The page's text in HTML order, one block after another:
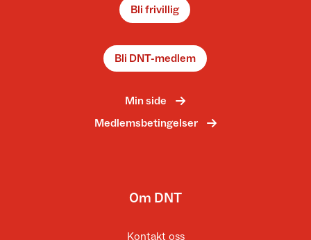
Bli frivillig
Bli DNT-medlem
Min side
Medlemsbetingelser
Om DNT
Kontakt oss